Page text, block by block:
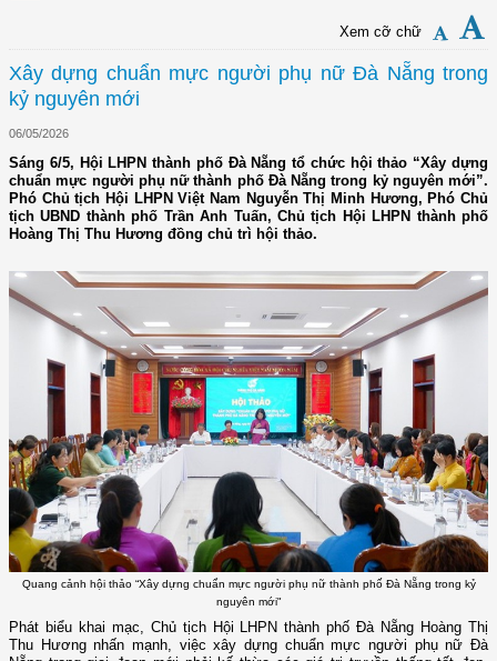
Xem cỡ chữ
Xây dựng chuẩn mực người phụ nữ Đà Nẵng trong
kỷ nguyên mới
06/05/2026
Sáng 6/5, Hội LHPN thành phố Đà Nẵng tổ chức hội thảo “Xây dựng
chuẩn mực người phụ nữ thành phố Đà Nẵng trong kỷ nguyên mới”.
Phó Chủ tịch Hội LHPN Việt Nam Nguyễn Thị Minh Hương, Phó Chủ
tịch UBND thành phố Trần Anh Tuấn, Chủ tịch Hội LHPN thành phố
Hoàng Thị Thu Hương đồng chủ trì hội thảo.
Quang cảnh hội thảo “Xây dựng chuẩn mực người phụ nữ thành phố Đà Nẵng trong kỷ
nguyên mới"
Phát biểu khai mạc, Chủ tịch Hội LHPN thành phố Đà Nẵng Hoàng Thị
Thu Hương nhấn mạnh, việc xây dựng chuẩn mực người phụ nữ Đà